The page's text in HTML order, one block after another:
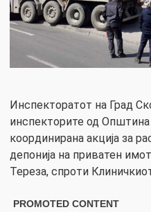
Инспекторатот на Град
инспекторите од
координирана акција за
депонија на приватен
Тереза, спроти